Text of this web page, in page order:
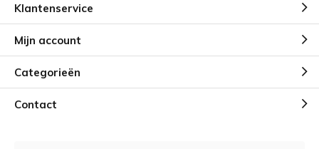
Klantenservice
Mijn account
Categorieën
Contact